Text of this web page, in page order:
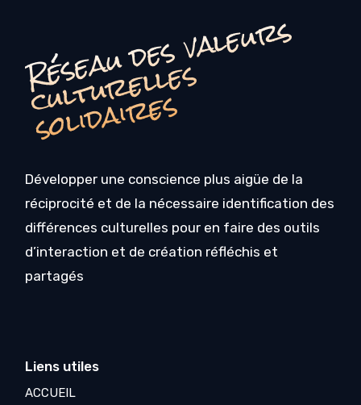
R
é
s
e
a
u
d
e
s
v
a
l
e
u
r
s
c
u
l
t
u
r
e
l
l
e
s
s
o
li
d
ai
r
e
s
Développer une conscience plus aigüe de la
réciprocité et de la nécessaire identification des
différences culturelles pour en faire des outils
d’interaction et de création réfléchis et
partagés
Liens utiles
ACCUEIL